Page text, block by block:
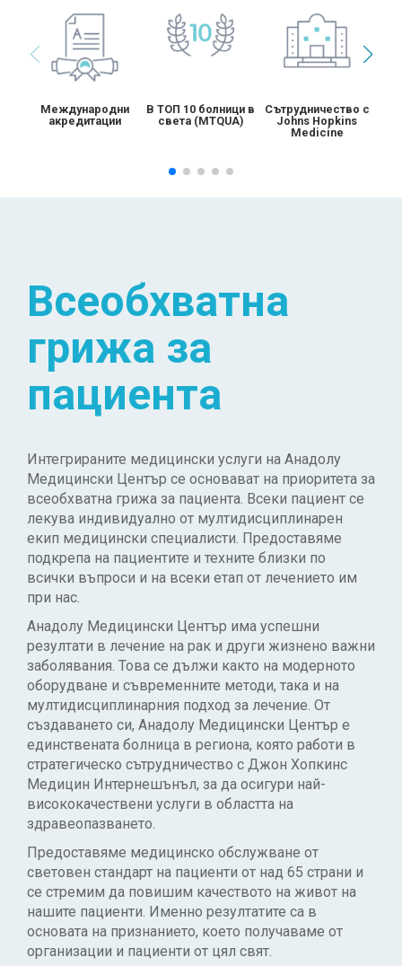
Международни
акредитации
В ТОП 10 болници в
света (MTQUA)
Сътрудничество с
Johns Hopkins
Medicine
Всеобхватна
грижа за
пациента
Интегрираните медицински услуги на Анадолу
Медицински Център се основават на приоритета за
всеобхватна грижа за пациента. Всеки пациент се
лекува индивидуално от мултидисциплинарен
екип медицински специалисти. Предоставяме
подкрепа на пациентите и техните близки по
всички въпроси и на всеки етап от лечението им
при нас.
Анадолу Медицински Център има успешни
резултати в лечение на рак и други жизнено важни
заболявания. Това се дължи както на модерното
оборудване и съвременните методи, така и на
мултидисциплинарния подход за лечение. От
създаването си, Анадолу Медицински Център е
единствената болница в региона, която работи в
стратегическо сътрудничество с Джон Хопкинс
Медицин Интернешънъл, за да осигури най-
висококачествени услуги в областта на
здравеопазването.
Предоставяме медицинско обслужване от
световен стандарт на пациенти от над 65 страни и
се стремим да повишим качеството на живот на
нашите пациенти. Именно резултатите са в
основата на признанието, което получаваме от
организации и пациенти от цял свят.